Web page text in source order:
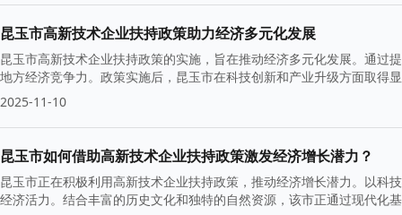
昆玉市高新技术企业扶持政策助力经济多元化发展
昆玉市高新技术企业扶持政策的实施，旨在推动经济多元化发展。通过
地方经济竞争力。政策实施后，昆玉市在科技创新和产业升级方面取得
2025-11-10
昆玉市如何借助高新技术企业扶持政策激发经济增长潜力？
昆玉市正在积极利用高新技术企业扶持政策，推动经济增长潜力。以科
经济活力。结合丰富的历史文化和独特的自然资源，该市正通过现代化